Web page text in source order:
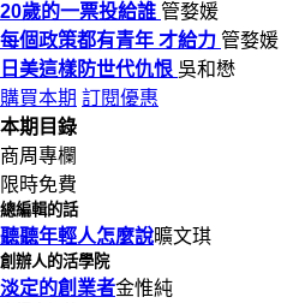
20歲的一票投給誰 管婺媛
每個政策都有青年 才給力 管婺媛
日美這樣防世代仇恨 吳和懋
購買本期 訂閱優惠
本期目錄
商周專欄
限時免費
總編輯的話
聽聽年輕人怎麼說曠文琪
創辦人的活學院
淡定的創業者金惟純